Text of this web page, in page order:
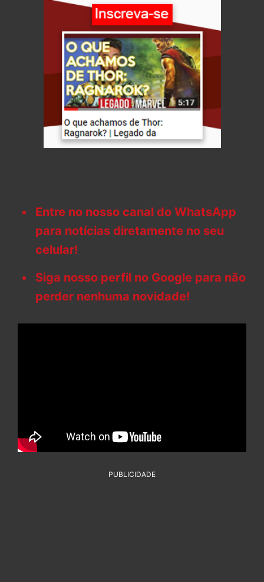
Entre no nosso canal do WhatsApp
para notícias diretamente no seu
celular!
Siga nosso perfil no Google para não
perder nenhuma novidade!
PUBLICIDADE